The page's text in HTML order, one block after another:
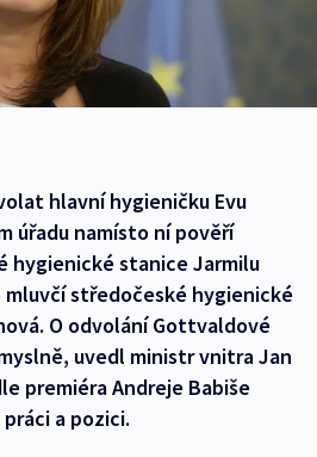
hlavní hygieničku Evu
úřadu namísto ní pověří
hygienické stanice Jarmilu
středočeské hygienické
O odvolání Gottvaldové
uvedl ministr vnitra Jan
premiéra Andreje Babiše
a pozici.